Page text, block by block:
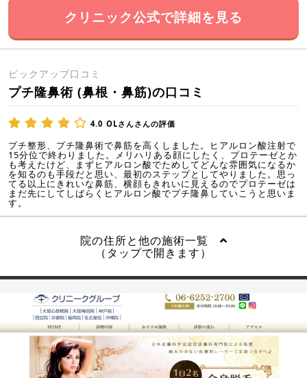
クリニック公式で詳細を見る
ピックアップ口コミ
プチ隆鼻術 (鼻根・鼻筋)の口コミ
4.0 OLさんさんの評価
プチ整形、プチ隆鼻術で鼻筋を高くしました。ヒアルロン酸注射で
15分位で終わりました。メリハリある顔にしたく、プロテーゼとか
も考えたけど、まずヒアルロン酸でためしてどんな雰囲気になるか
を知るのも手段だと思い、最初のステップとしてやりました。思っ
てる以上にきれいな鼻筋、横顔もきれいに見えるのでプロテーゼは
まだ先にしてしばらくヒアルロン酸でプチ隆鼻していこうと思いま
す。
院の住所と他の施術一覧
（タップで開きます）